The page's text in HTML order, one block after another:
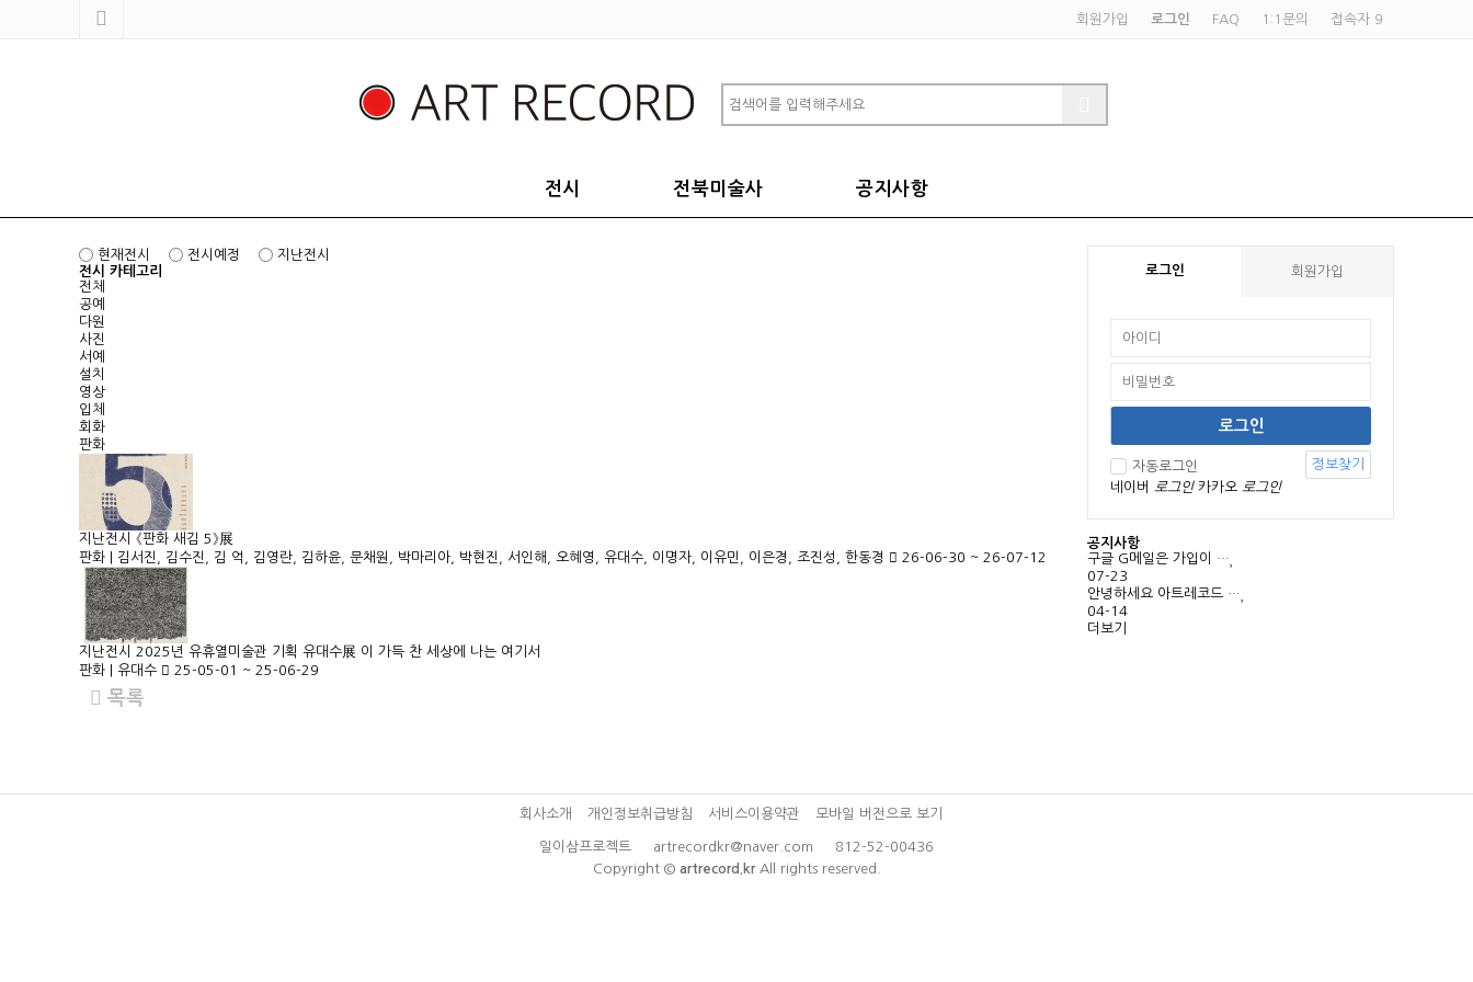
회원가입 로그인 FAQ 1:1문의 접속자 9
전시 전북미술사 공지사항
로그인 회원가입
자동로그인
정보찾기
네이버 로그인 카카오 로그인
공지사항
구글 G메일은 가입이 …
07-23
안녕하세요 아트레코드 …
04-14
더보기
현재전시 전시예정
지난전시
전시 카테고리
전체
공예
다원
사진
서예
설치
영상
입체
회화
판화
지난전시
《판화 새김 5》展
판화
김서진, 김수진, 김 억, 김영란, 김하윤, 문채원, 박마리아, 박현진, 서인해, 오혜영, 유대수, 이명자, 이유민, 이은경, 조진성, 한동경 26-06-30 ~ 26-07-12
지난전시
2025년 유휴열미술관 기획 유대수展 이 가득 찬 세상에 나는 여기서
판화
유대수 25-05-01 ~ 25-06-29
목록
회사소개 개인정보취급방침 서비스이용약관 모바일 버전으로 보기
일이삼프로젝트 artrecordkr@naver.com 812-52-00436
Copyright © artrecord.krAll rights reserved.